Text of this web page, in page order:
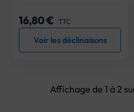
Prix
16,80 € TTC
Voir les déclinaisons
Affichage de 1 à 2